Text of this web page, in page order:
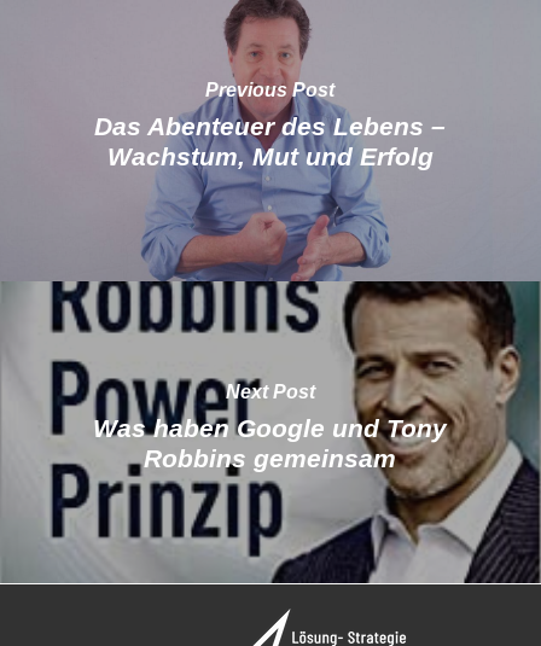
Previous Post
Das Abenteuer des Lebens –
Wachstum, Mut und Erfolg
Next Post
Was haben Google und Tony
Robbins gemeinsam